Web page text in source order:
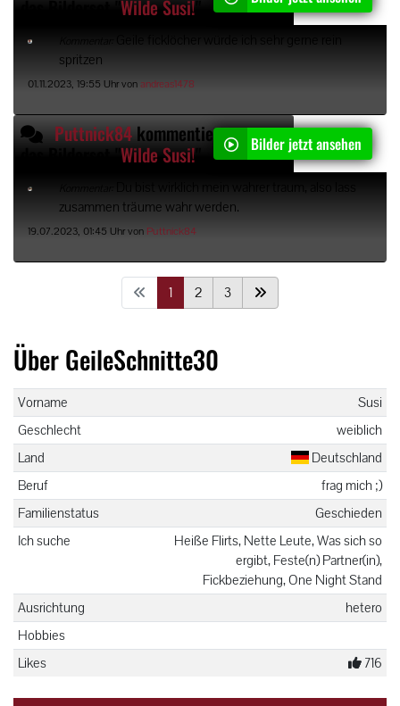
Wilde Susi!
spritzen
01.11.2023, 19:55 Uhr vonandreas1478
Puttnick84kommentiert
Wilde Susi! Bilder jetzt ansehen
zusammen träume wahr werden.
19.07.2023, 01:45 Uhr von Puttnick84
1 2 3
Über GeileSchnitte30
Vorname
Susi
Geschlecht
weiblich
Land
Deutschland
Beruf
frag mich ;)
Familienstatus
Geschieden
Ich suche
Heiße Flirts, Nette Leute, Was sich so
ergibt, Feste(n) Partner(in),
Fickbeziehung, One Night Stand
Ausrichtung
hetero
Hobbies
Likes
716